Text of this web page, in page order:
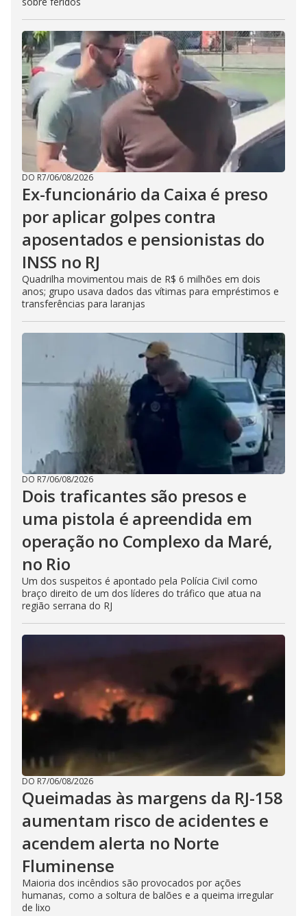
DO R7/06/08/2026
Ex-funcionário da Caixa é preso
por aplicar golpes contra
aposentados e pensionistas do
INSS no RJ
Quadrilha movimentou mais de R$ 6 milhões em dois
anos; grupo usava dados das vítimas para empréstimos e
transferências para laranjas
DO R7/06/08/2026
Dois traficantes são presos e
uma pistola é apreendida em
operação no Complexo da Maré,
no Rio
Um dos suspeitos é apontado pela Polícia Civil como
braço direito de um dos líderes do tráfico que atua na
região serrana do RJ
DO R7/06/08/2026
Queimadas às margens da RJ-158
aumentam risco de acidentes e
acendem alerta no Norte
Fluminense
Maioria dos incêndios são provocados por ações
humanas, como a soltura de balões e a queima irregular
de lixo